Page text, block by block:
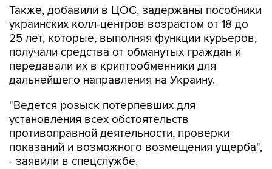
Также, добавили в ЦОС, задержаны пособники
украинских колл-центров возрастом от 18 до
25 лет, которые, выполняя функции курьеров,
получали средства от обманутых граждан и
передавали их в криптообменники для
дальнейшего направления на Украину.
"Ведется розыск потерпевших для
установления всех обстоятельств
противоправной деятельности, проверки
показаний и возможного возмещения ущерба",
- заявили в спецслужбе.